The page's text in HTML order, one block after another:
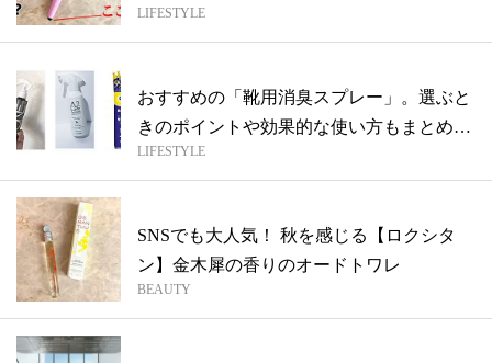
LIFESTYLE
おすすめの「靴用消臭スプレー」。選ぶと
きのポイントや効果的な使い方もまとめて
解説
LIFESTYLE
SNSでも大人気！ 秋を感じる【ロクシタ
ン】金木犀の香りのオードトワレ
BEAUTY